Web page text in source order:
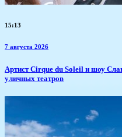
15:13
7 августа 2026
Артист Cirque du Soleil и шоу
уличных театров